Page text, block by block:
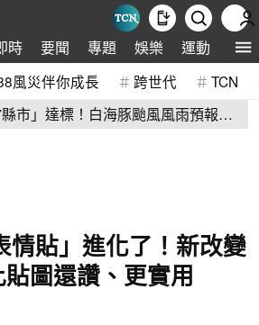
時 要聞 專題 娛樂 運動 全球
風災伴你成長 跨世代 TCN
縣市」達標！白海豚颱風風雨預報
情貼」進化了！新改變
圖還讚、更實用